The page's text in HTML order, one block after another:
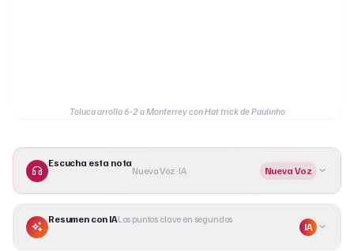
Toluca arrolla 6-2 a Monterrey con Hat trick de Paulinho
Escucha esta nota
Nueva Voz · IA Nueva Voz
Resumen con IALos puntos clave en segundos
IA